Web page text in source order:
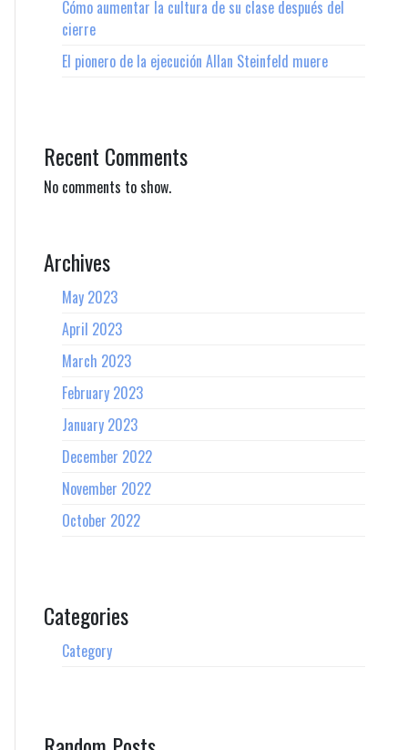
Cómo aumentar la cultura de su clase después del
cierre
El pionero de la ejecución Allan Steinfeld muere
Recent Comments
No comments to show.
Archives
May 2023
April 2023
March 2023
February 2023
January 2023
December 2022
November 2022
October 2022
Categories
Category